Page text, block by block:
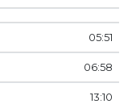
05:51
06:58
13:10